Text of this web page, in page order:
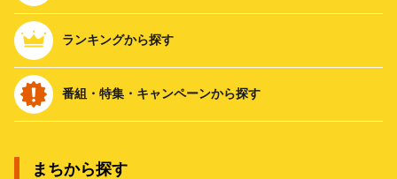
ランキングから探す
番組・特集・キャンペーンから探す
まちから探す